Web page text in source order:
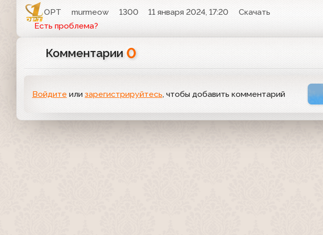
ОРТ murmeow 1300 11 января 2024, 17:20
Скачать
Есть проблема?
Комментарии 0
Войдите или зарегистрируйтесь, чтобы добавить комментарий